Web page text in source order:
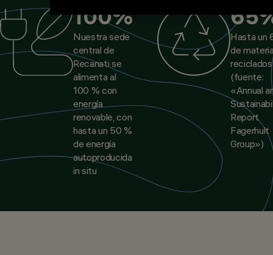
100%
Nuestra sede
central de
Recanati se
alimenta al
100 % con
energía
renovable, con
hasta un 50 %
de energía
autoproducida
in situ
Hasta un
de
reciclados
(fuente:
«Annual
Report
Fagerhult
Group»)